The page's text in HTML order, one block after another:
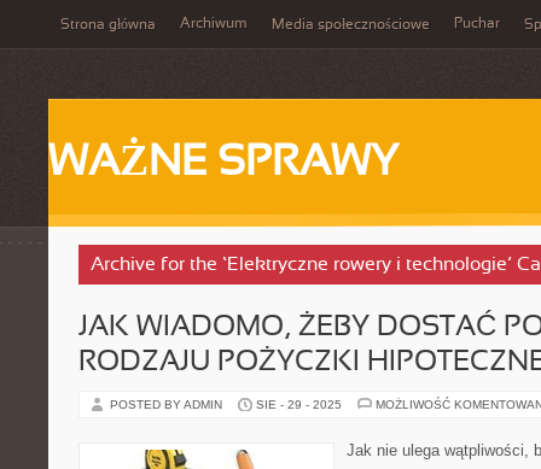
Strona główna Archiwum Media społecznościowe Puchar
WAŻNE SPRAWY
Archive for the ‘Elektryczne rowery i technologie’
JAK WIADOMO, ŻEBY DOSTAĆ
RODZAJU POŻYCZKI
POSTED BY ADMIN SIE - 29 - 2025 MOŻLIWOŚĆ
Jak nie ulega wątpliwości,